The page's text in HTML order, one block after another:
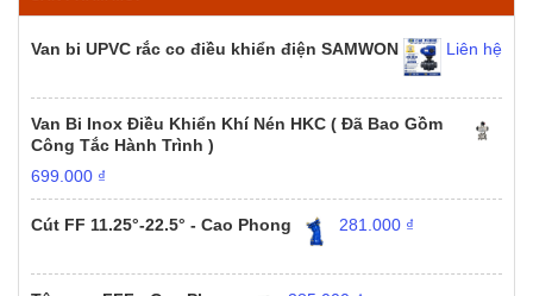
Van bi UPVC rắc co điều khiển điện SAMWON Liên hệ
Van Bi Inox Điều Khiển Khí Nén HKC ( Đã Bao Gồm
Công Tắc Hành Trình )
699.000 ₫
Cút FF 11.25°-22.5° - Cao Phong 281.000 ₫